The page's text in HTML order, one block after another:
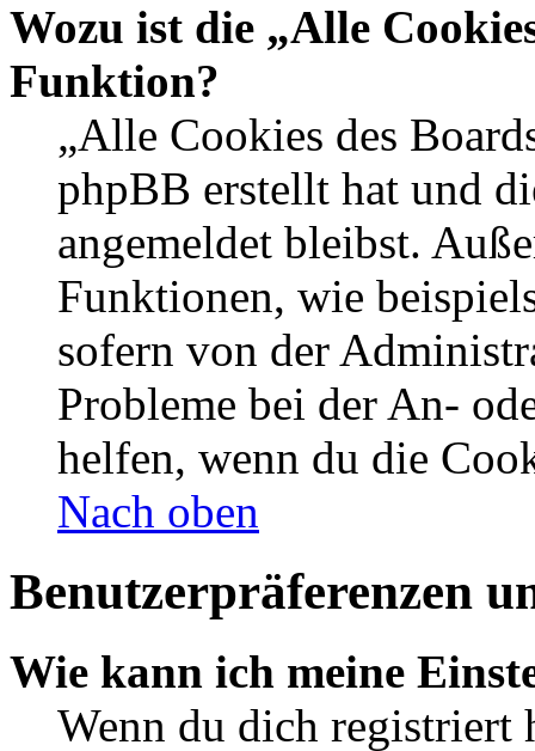
Wozu ist die „Alle
Funktion?
„Alle Cookies des
phpBB erstellt hat und
angemeldet bleibst.
Funktionen, wie
sofern von der
Probleme bei der An-
helfen, wenn du die
Nach oben
Benutzerpräferenzen
Wie kann ich meine
Wenn du dich registriert